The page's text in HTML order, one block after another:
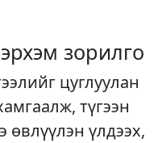
зорилго
цуглуулан
түгээн
өвлүүлэн үлдээх,